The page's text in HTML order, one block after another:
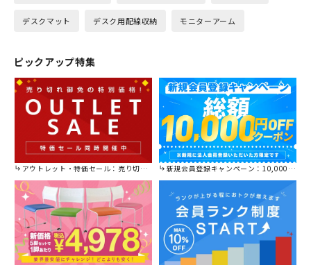
デスクマット デスク用配線収納 モニターアーム
ピックアップ特集
アウトレット・特価セール：売り切れ御免の特別価格！ 新規会員登録キャンペーン：10,000円OFFクーポン進呈中！